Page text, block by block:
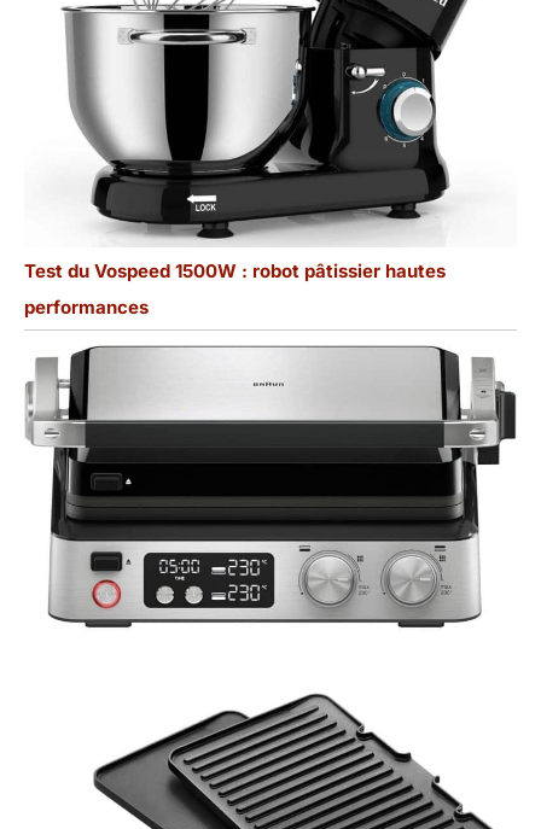
Test du Vospeed 1500W : robot pâtissier hautes
performances